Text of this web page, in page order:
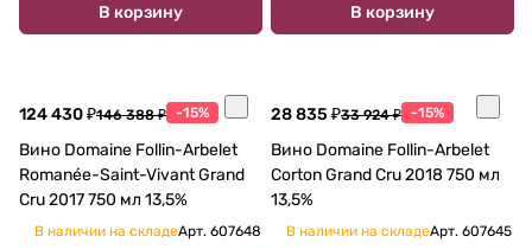
В корзину В корзину
124 430 ₽146 388 ₽ -15%
Вино Domaine Follin-Arbelet
Romanée-Saint-Vivant Grand
Cru 2017 750 мл 13,5%
В наличии на складеАрт. 607648
28 835 ₽33 924 ₽ -15%
Вино Domaine Follin-Arbelet
Corton Grand Cru 2018 750 мл
13,5%
В наличии на складеАрт. 607645